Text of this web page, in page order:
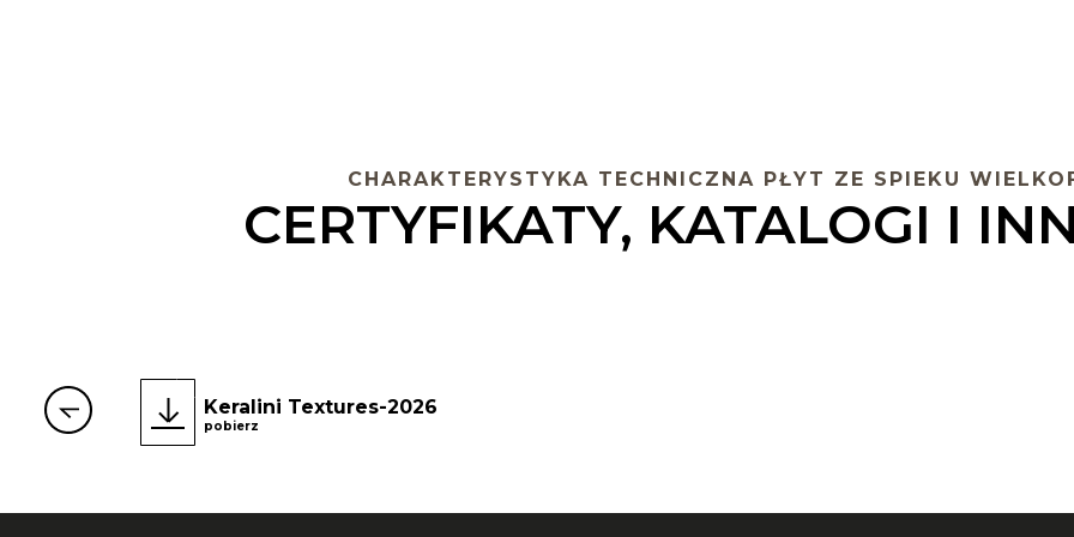
CHARAKTERYSTYKA TECHNICZNA PŁYT ZE SPIEKU
CERTYFIKATY, KATALOGI I
Keralini Textures-2026
pobierz